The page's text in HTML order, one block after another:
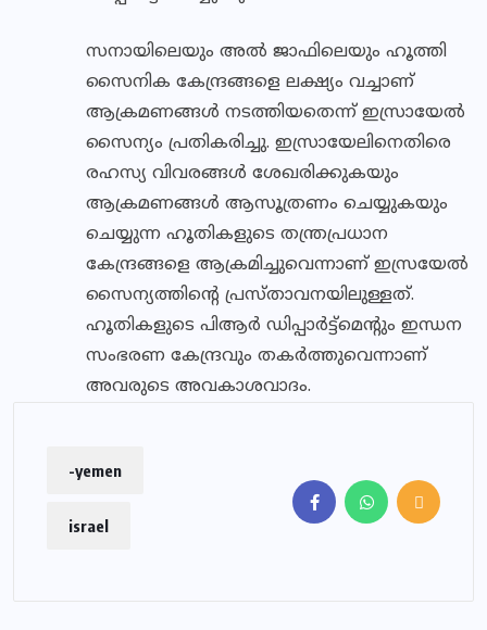
സനായിലെയും അല്‍ ജാഫിലെയും ഹൂത്തി
സൈനിക കേന്ദ്രങ്ങളെ ലക്ഷ്യം വച്ചാണ്
ആക്രമണങ്ങള്‍ നടത്തിയതെന്ന് ഇസ്രായേല്‍
സൈന്യം പ്രതികരിച്ചു. ഇസ്രായേലിനെതിരെ
രഹസ്യ വിവരങ്ങള്‍ ശേഖരിക്കുകയും
ആക്രമണങ്ങള്‍ ആസൂത്രണം ചെയ്യുകയും
ചെയ്യുന്ന ഹൂതികളുടെ തന്ത്രപ്രധാന
കേന്ദ്രങ്ങളെ ആക്രമിച്ചുവെന്നാണ് ഇസ്രയേല്‍
സൈന്യത്തിന്റെ പ്രസ്താവനയിലുള്ളത്.
ഹൂതികളുടെ പിആര്‍ ഡിപ്പാര്‍ട്ട്‌മെന്റും ഇന്ധന
സംഭരണ കേന്ദ്രവും തകര്‍ത്തുവെന്നാണ്
അവരുടെ അവകാശവാദം.
-yemen
israel